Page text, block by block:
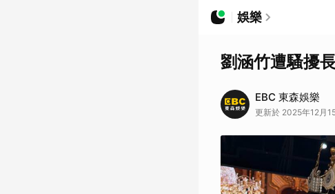
娛樂
劉涵竹遭騷擾
EBC 東森娛樂
更新於 2025年12月